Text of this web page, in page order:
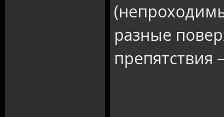
разные
препятствия